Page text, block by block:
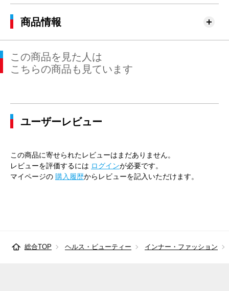
商品情報
この商品を見た人は
こちらの商品も見ています
ユーザーレビュー
この商品に寄せられたレビューはまだありません。
レビューを評価するには ログインが必要です。
マイページの 購入履歴からレビューを記入いただけます。
総合TOP ヘルス・ビューティー インナー・ファッション